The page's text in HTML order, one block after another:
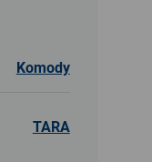
Komody
TARA